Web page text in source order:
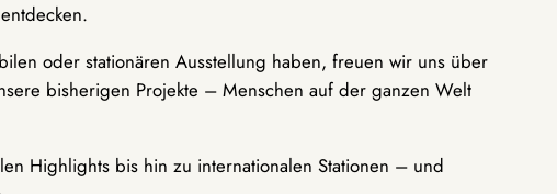
oder stationären Ausstellung haben, freuen wir uns über
bisherigen Projekte – Menschen auf der ganzen Welt
Highlights bis hin zu internationalen Stationen – und